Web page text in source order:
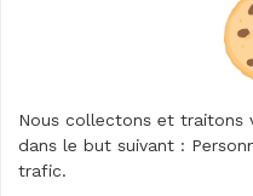
LA
Nous collectons et traitons
dans le but suivant :
trafic.